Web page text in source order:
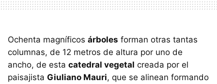
Ochenta magníficos árboles forman otras tantas
columnas, de 12 metros de altura por uno de
ancho, de esta catedral vegetal creada por el
paisajista Giuliano Mauri, que se alinean formando